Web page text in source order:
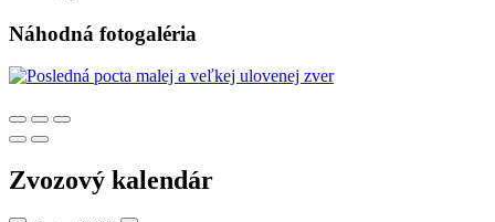
Náhodná fotogaléria
Zvozový kalendár